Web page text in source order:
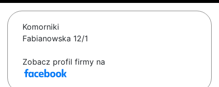
Komorniki
Fabianowska 12/1
Zobacz profil firmy na